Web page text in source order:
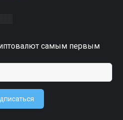
самым первым